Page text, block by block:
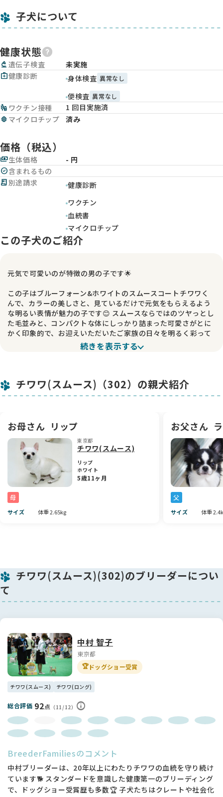
子犬について
健康状態
biotech 遺伝子検査
未実施
medical_services健康診断 身体検査 異常なし
便検査 異常なし
vaccines ワクチン接種
1 回目実施済
memory マイクロチップ 済み
価格（税込）
payments生体価格
- 円
check_circle含まれるもの
receipt_long別途請求
健康診断
ワクチン
血統書
マイクロチップ
この子犬のご紹介
元気で可愛いのが特徴の男の子です🌟
この子はブルーフォーン&ホワイトのスムースコートチワワく
んで、カラーの美しさと、見ているだけで元気をもらえるよう
な明るい表情が魅力の子です😊 スムースならではのツヤっとし
た毛並みと、コンパクトな体にしっかり詰まった可愛さがとに
かく印象的で、お迎えいただいたご家族の日々を明るく彩って
くれること間違いなしです！
はなく、人が大好きな甘えん坊タイプです💕 近づくとしっぽを
ふりふりしてすぐに駆け寄ってきてくれる姿は、本当に可愛ら
さをしっかり感じられます。はじめての方にもなじみやすい性
格だと思いますよ。
🚽トイレのしつけについて
サークル内でのトイレトレーニングは済んでいて、トイレシー
トでちゃんとできるようになっています✨ こうした基本的なし
つけができていると、お迎え後も安心して一緒に新しい生活を
スタートしていただけると思います。
🏡新しいご家族へ
続きを表示する
チワワ(スムース)（302）の親犬紹介
お母さん リップ
東京都
チワワ(スムース)
リップ
ホワイト
5歳11ヶ月
母
サイズ 体重 2.65kg
お父さん
父
サイズ 体重
チワワ(スムース)(302)のブリーダーについ
て
中村 智子
東京都
🏆ドッグショー受賞
チワワ(スムース) チワワ(ロング)
総合評価 92点 （11/12）
BreederFamiliesのコメント
中村ブリーダーは、20年以上にわたりチワワの血統を守り続け
ています🐕 スタンダードを意識した健康第一のブリーディング
で、ドッグショー受賞歴も多数🏆 子犬たちはクレートや社会化